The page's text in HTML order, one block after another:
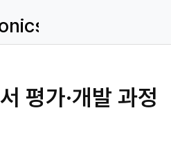
평가·개발 과정